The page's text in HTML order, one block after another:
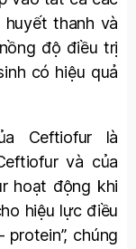
thanh và
độ điều trị
có hiệu quả
Ceftiofur là
và của
hoạt động khi
hiệu lực điều
chúng